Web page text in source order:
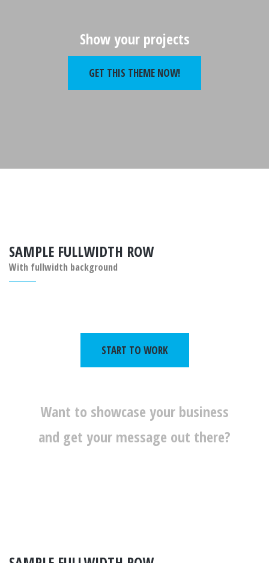
Show your projects
GET THIS THEME NOW!
SAMPLE FULLWIDTH ROW
With fullwidth background
START TO WORK
Want to showcase your business
and get your message out there?